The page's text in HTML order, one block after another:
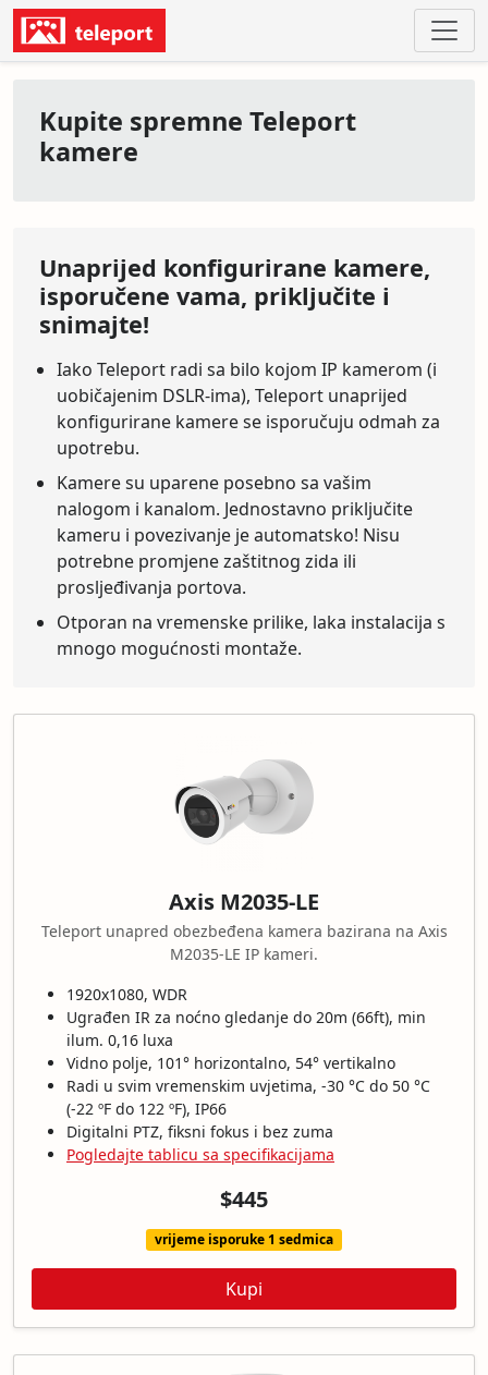
Kupite spremne Teleport
kamere
Unaprijed konfigurirane kamere,
isporučene vama, priključite i
snimajte!
Iako Teleport radi sa bilo kojom IP kamerom (i
uobičajenim DSLR-ima), Teleport unaprijed
konfigurirane kamere se isporučuju odmah za
upotrebu.
Kamere su uparene posebno sa vašim
nalogom i kanalom. Jednostavno priključite
kameru i povezivanje je automatsko! Nisu
potrebne promjene zaštitnog zida ili
prosljeđivanja portova.
Otporan na vremenske prilike, laka instalacija s
mnogo mogućnosti montaže.
Axis M2035-LE
Teleport unapred obezbeđena kamera bazirana na Axis
M2035-LE IP kameri.
1920x1080, WDR
Ugrađen IR za noćno gledanje do 20m (66ft), min
ilum. 0,16 luxa
Vidno polje, 101° horizontalno, 54° vertikalno
Radi u svim vremenskim uvjetima, -30 °C do 50 °C
(-22 ºF do 122 ºF), IP66
Digitalni PTZ, fiksni fokus i bez zuma
Pogledajte tablicu sa specifikacijama
$445
vrijeme isporuke 1 sedmica
Kupi